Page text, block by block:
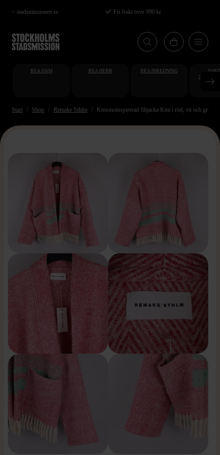
Hoppa
till
huvudinnehåll
< stadsmissionen.se Fri frakt över 990 kr
REA DAM REA HERR REA INREDNING
Start Shop Remake Sthlm Kimonoinspirerad filtjacka Kim i röd, vit och grön